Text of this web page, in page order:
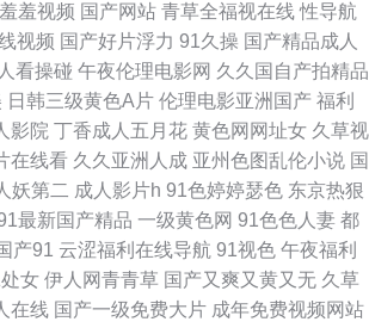
产传媒专区 俺去啦综合网址 午夜三级啪啪 综合色图
色图文 ts性爱网 丰满少妇综合网 91次园 91老司机综
福利二区 成人片大香蕉 日本三级人妻 久久伊人视频
女孩的穴 欧美性交片深喉 超碰人人摸人人爱 婷婷色
精品久久 91福利微拍 午夜激情av网站 男人天堂无码
羞视频 国产网站 青草全福视在线 性导航
视频 国产好片浮力 91久操 国产精品成人
看操碰 午夜伦理电影网 久久国自产拍精品
日韩三级黄色A片 伦理电影亚洲国产 福利
影院 丁香成人五月花 黄色网网址女 久草视
在线看 久久亚洲人成 亚州色图乱伦小说 国
妖第二 成人影片h 91色婷婷瑟色 东京热狠
最新国产精品 一级黄色网 91色色人妻 都
产91 云涩福利在线导航 91视色 午夜福利
女 伊人网青青草 国产又爽又黄又无 久草
在线 国产一级免费大片 成年免费视频网站